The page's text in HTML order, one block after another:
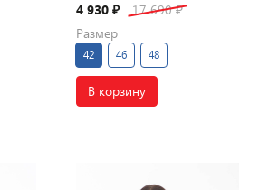
4 930 ₽ 17 690₽
Размер
42 46 48
В корзину